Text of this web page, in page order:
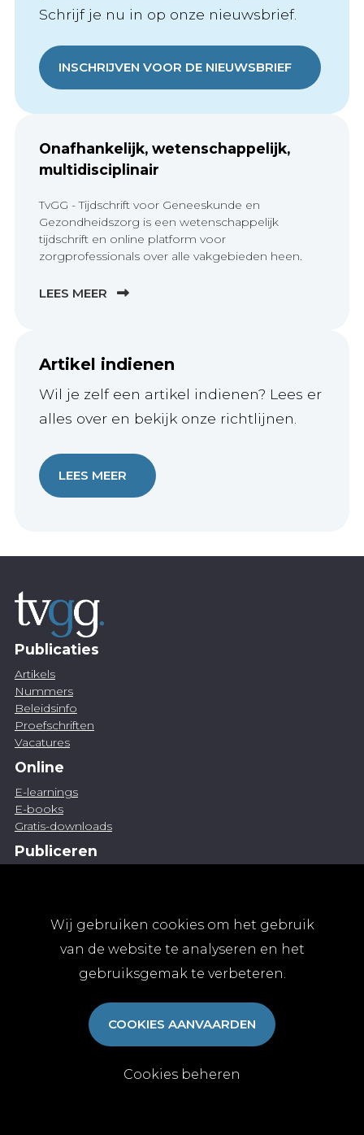
Wij gebruiken cookies om het gebruik
van de website te analyseren en het
gebruiksgemak te verbeteren.
COOKIES AANVAARDEN
Cookies beheren
Schrijf je nu in op onze nieuwsbrief.
INSCHRIJVEN VOOR DE NIEUWSBRIEF
Onafhankelijk, wetenschappelijk,
multidisciplinair
TvGG - Tijdschrift voor Geneeskunde en
Gezondheidszorg is een wetenschappelijk
tijdschrift en online platform voor
zorgprofessionals over alle vakgebieden heen.
LEES MEER
Artikel indienen
Wil je zelf een artikel indienen? Lees er
alles over en bekijk onze richtlijnen.
LEES MEER
Publicaties
Artikels
Nummers
Beleidsinfo
Proefschriften
Vacatures
Online
E-learnings
E-books
Gratis-downloads
Publiceren
Abonnementen
Algemene abonnementsvoorwaarden